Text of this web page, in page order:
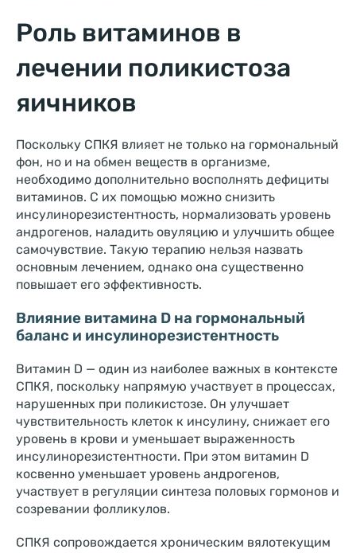
Роль витаминов в
лечении поликистоза
яичников
Поскольку СПКЯ влияет не только на гормональный
фон, но и на обмен веществ в организме,
необходимо дополнительно восполнять дефициты
витаминов. С их помощью можно снизить
инсулинорезистентность, нормализовать уровень
андрогенов, наладить овуляцию и улучшить общее
самочувствие. Такую терапию нельзя назвать
основным лечением, однако она существенно
повышает его эффективность.
Влияние витамина D на гормональный
баланс и инсулинорезистентность
Витамин D — один из наиболее важных в контексте
СПКЯ, поскольку напрямую участвует в процессах,
нарушенных при поликистозе. Он улучшает
чувствительность клеток к инсулину, снижает его
уровень в крови и уменьшает выраженность
инсулинорезистентности. При этом витамин D
косвенно уменьшает уровень андрогенов,
участвует в регуляции синтеза половых гормонов и
созревании фолликулов.
СПКЯ сопровождается хроническим вялотекущим